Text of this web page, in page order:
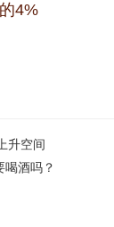
4%
升空间
酒吗？